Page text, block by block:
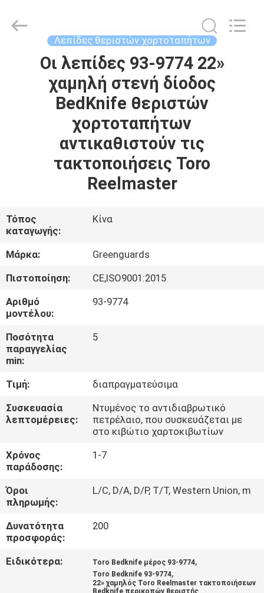
ΣΠΊΤΙ
ΠΡΟΪΌΝΤΑ
ΠΕΡΊΠΟΥ
ΕΡΓΟΣΤΑΣΊΩΝ
ΠΟΙΟΤΙΚΌΣ
ΈΛΕΓΧΟΣ
ΜΑΣ
ΕΛΆΤΕ
ΣΕ
ΜΕ
ΕΙΔΉΣΕΙΣ
ΖΗΤΉΣΤΕ
ΑΠΌΣΠΑΣΜΑ
SITEMAP
Trading
Λεπίδες θεριστών χορτοταπήτων
Οι λεπίδες 93-9774 22»
χαμηλή στενή δίοδος
BedKnife θεριστών
χορτοταπήτων
αντικαθιστούν τις
τακτοποιήσεις Toro
Reelmaster
Τόπος
καταγωγής:
Κίνα
Μάρκα:
Greenguards
Πιστοποίηση:
CE,ISO9001:2015
Αριθμό
μοντέλου:
93-9774
Ποσότητα
παραγγελίας
min:
5
Τιμή:
διαπραγματεύσιμα
Συσκευασία
λεπτομέρειες:
Ντυμένος το αντιδιαβρωτικό
πετρέλαιο, που συσκευάζεται με
στο κιβώτιο χαρτοκιβωτίων
Χρόνος
παράδοσης:
1-7
Όροι
πληρωμής:
L/C, D/A, D/P, T/T, Western Union, m
Δυνατότητα
προσφοράς:
200
Ειδικότερα: Toro Bedknife μέρος 93-9774,
Toro Bedknife 93-9774,
22» χαμηλός Toro Reelmaster τακτοποιήσεων